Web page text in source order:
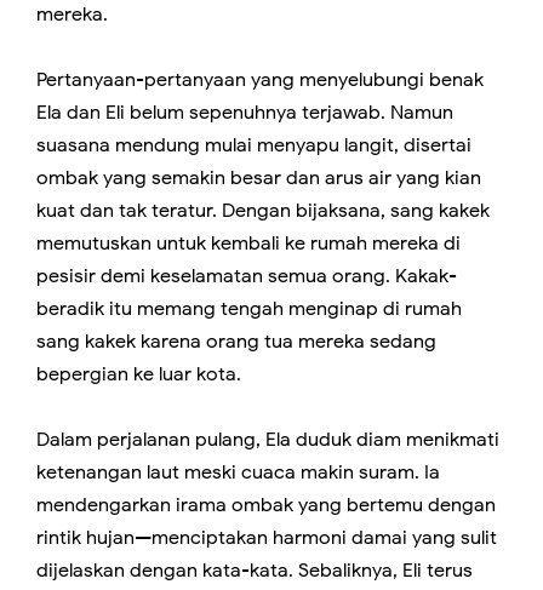
mereka.
Pertanyaan-pertanyaan yang menyelubungi benak
Ela dan Eli belum sepenuhnya terjawab. Namun
suasana mendung mulai menyapu langit, disertai
ombak yang semakin besar dan arus air yang kian
kuat dan tak teratur. Dengan bijaksana, sang kakek
memutuskan untuk kembali ke rumah mereka di
pesisir demi keselamatan semua orang. Kakak-
beradik itu memang tengah menginap di rumah
sang kakek karena orang tua mereka sedang
bepergian ke luar kota.
Dalam perjalanan pulang, Ela duduk diam menikmati
ketenangan laut meski cuaca makin suram. Ia
mendengarkan irama ombak yang bertemu dengan
rintik hujan—menciptakan harmoni damai yang sulit
dijelaskan dengan kata-kata. Sebaliknya, Eli terus